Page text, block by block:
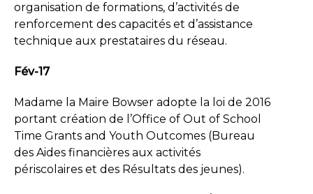
organisation de formations, d’activités de
renforcement des capacités et d’assistance
technique aux prestataires du réseau.
Fév-17
Madame la Maire Bowser adopte la loi de 2016
portant création de l’Office of Out of School
Time Grants and Youth Outcomes (Bureau
des Aides financières aux activités
périscolaires et des Résultats des jeunes).